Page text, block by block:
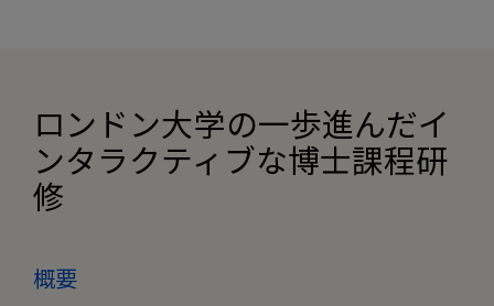
ロンドン大学の一歩進んだイ
ンタラクティブな博士課程研
修
概要